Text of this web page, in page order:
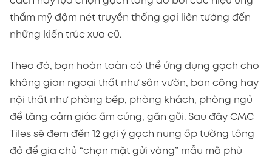
thẩm mỹ đậm nét truyền thống gợi liên tưởng đến
những kiến trúc xưa cũ.
Theo đó, bạn hoàn toàn có thể ứng dụng gạch cho
không gian ngoại thất như sân vườn, ban công hay
nội thất như phòng bếp, phòng khách, phòng ngủ
để tăng cảm giác ấm cúng, gần gũi. Sau đây CMC
Tiles sẽ đem đến 12 gợi ý gạch nung ốp tường tông
đỏ để gia chủ “chọn mặt gửi vàng” mẫu mã phù